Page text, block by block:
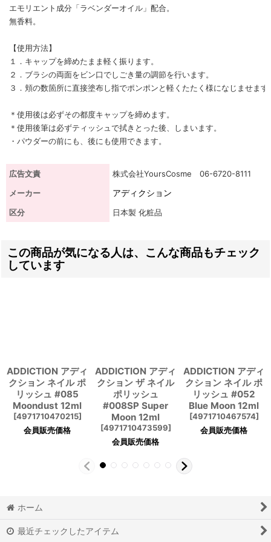
エモリエント成分「ラベンダーオイル」配合。
無香料。
【使用方法】
１．キャップを締めたまま軽く振ります。
２．ブラシの両面をビン口でしごき量の調節を行います。
３．頬の数箇所に直接塗布し指でポンポンと軽くたたく様になじませます
＊使用後は必ずその都度キャップを締めます。
＊使用後筆は必ずティッシュで拭きとった後、しまいます。
・パウダーの前にも、後にも使用できます。
広告文責
株式会社YoursCosme 06-6720-8111
メーカー
アディクション
区分 日本製 化粧品
この商品が気になる人は、こんな商品もチェック
しています
ADDICTION アディ
クション ネイル ポ
リッシュ #085
Moondust 12ml
[4971710470215]
会員販売価格
ADDICTION アディ
クション ザ ネイル
ポリッシュ
#008SP Super
Moon 12ml
[4971710473599]
会員販売価格
ADDICTION アディ
クション ネイル ポ
リッシュ #052
Blue Moon 12ml
[4971710467574]
会員販売価格
ホーム
最近チェックしたアイテム